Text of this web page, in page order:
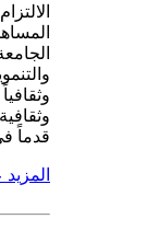
قدماً